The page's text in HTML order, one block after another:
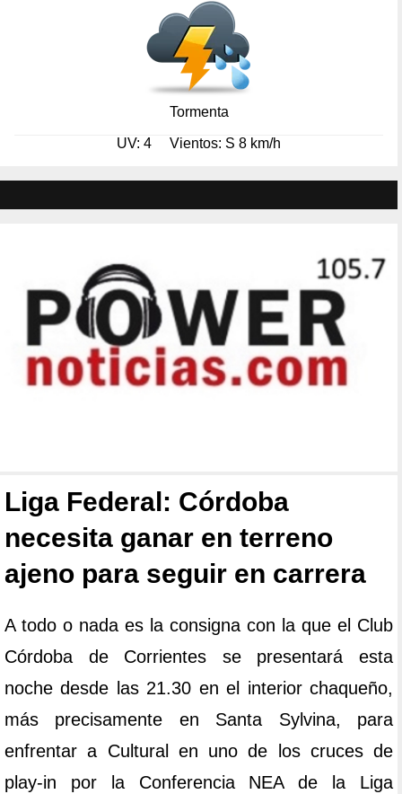
Tormenta
UV: 4 Vientos: S 8 km/h
Liga Federal: Córdoba
necesita ganar en terreno
ajeno para seguir en carrera
A todo o nada es la consigna con la que el Club
Córdoba de Corrientes se presentará esta
noche desde las 21.30 en el interior chaqueño,
más precisamente en Santa Sylvina, para
enfrentar a Cultural en uno de los cruces de
play-in por la Conferencia NEA de la Liga